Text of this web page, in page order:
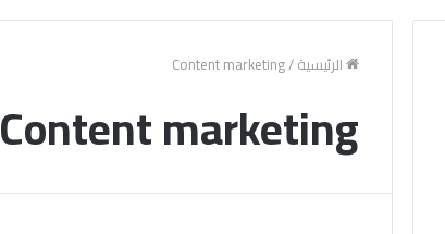
الرئيسية/
Content marketing
Content marketing